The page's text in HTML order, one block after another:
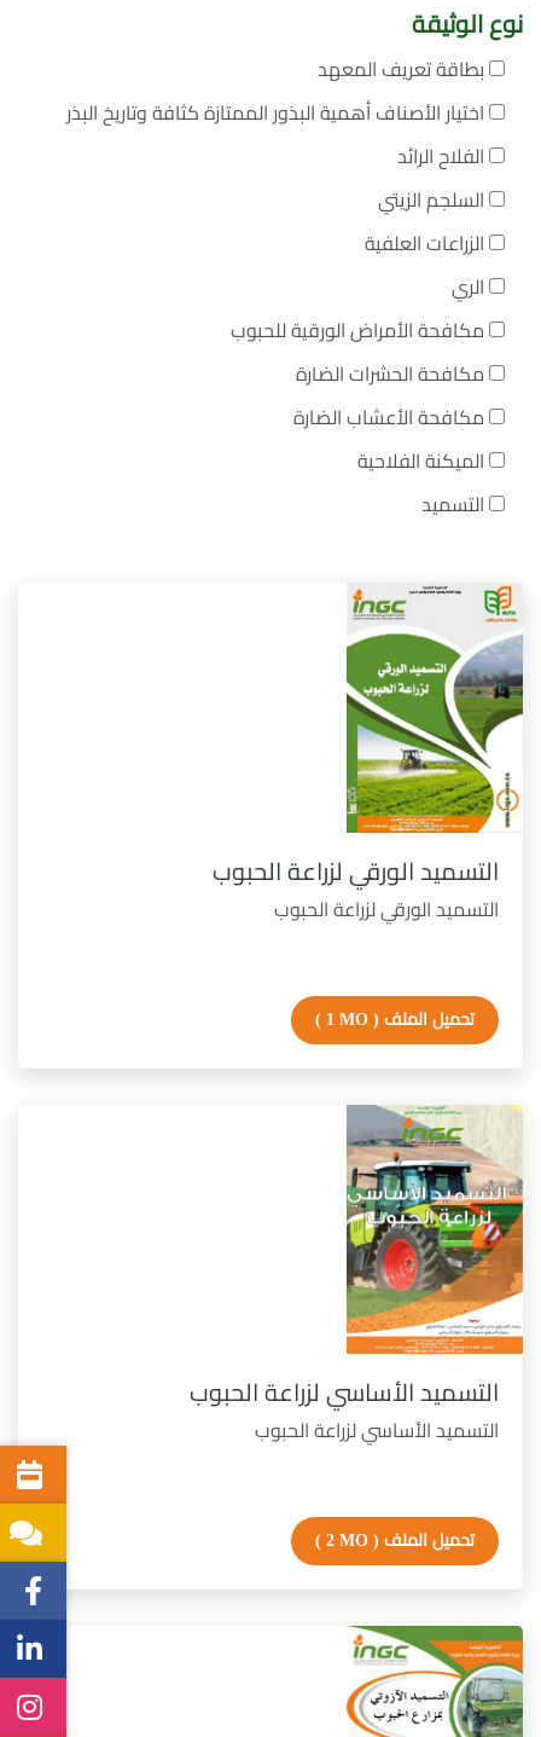
نوع الوثيقة
بطاقة تعريف المعهد
اختيار الأصناف أهمية البذور الممتازة كثافة وتاريخ البذر
الفلاح الرائد
السلجم الزيتي
الزراعات العلفية
الري
مكافحة الأمراض الورقية للحبوب
مكافحة الحشرات الضارة
مكافحة الأعشاب الضارة
الميكنة الفلاحية
التسميد
التسميد الورقي لزراعة الحبوب
التسميد الورقي لزراعة الحبوب
تحميل الملف ( 1 MO )
التسميد الأساسي لزراعة الحبوب
التسميد الأساسي لزراعة الحبوب
تحميل الملف ( 2 MO )